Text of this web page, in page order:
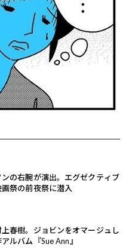
の右腕が演出。エグゼクティブ
祭の前夜祭に潜入
春樹。ジョビンをオマージュし
ルバム『Sue Ann』